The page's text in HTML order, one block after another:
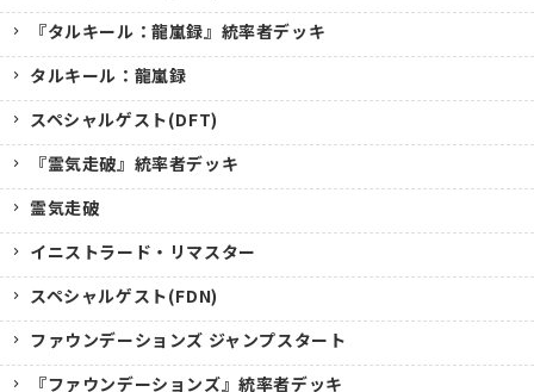
『タルキール：龍嵐録』統率者デッキ
タルキール：龍嵐録
スペシャルゲスト(DFT)
『霊気走破』統率者デッキ
霊気走破
イニストラード・リマスター
スペシャルゲスト(FDN)
ファウンデーションズ ジャンプスタート
『ファウンデーションズ』統率者デッキ